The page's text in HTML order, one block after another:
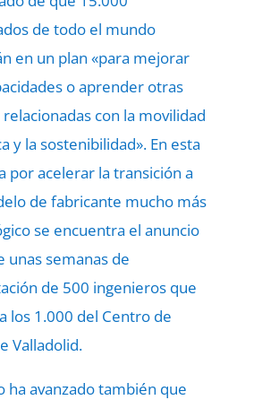
de todo el mundo
en un plan «para mejorar
o aprender otras
relacionadas con la movilidad
y la sostenibilidad». En esta
por acelerar la transición a
de fabricante mucho más
se encuentra el anuncio
unas semanas de
de 500 ingenieros que
los 1.000 del Centro de
Valladolid.
ha avanzado también que